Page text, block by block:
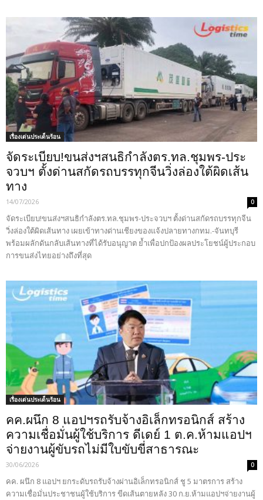
เรื่องเด่นประเด็นร้อน
จัดระเบียบ!ขนส่งฯสนธิกำลังตร.ทล.ชุมพร-ประ
จวบฯ ตั้งด่านสกัดรถบรรทุกจีนวิ่งล่องใต้ผิดเส้น
ทาง
14/07/2026 0
จัดระเบียบ!ขนส่งฯสนธิกำลังตร.ทล.ชุมพร-ประจวบฯ ตั้งด่านสกัดรถบรรทุกจีน
วิ่งล่องใต้ผิดเส้นทาง เผยเข้าทางด่านเชียงของแจ้งปลายทางกทม.-จันทบุรี
พร้อมผลักดันกลับเส้นทางที่ได้รับอนุญาต ย้ำเพื่อปกป้องผลประโยชน์ผู้ประกอบ
การขนส่งไทยอย่างถึงที่สุด
เรื่องเด่นประเด็นร้อน
คค.ผนึก 8 แอปฯรถรับจ้างอิเล็กทรอนิกส์ สร้าง
ความเชื่อมั่นผู้ใช้บริการ ดีเดย์ 1 ต.ค.ห้ามแอปฯ
จ่ายงานผู้ขับรถไม่มีใบขับขี่สาธารณะ
30/06/2026 0
คค. ผนึก 8 แอปฯ ยกระดับรถรับจ้างผ่านอิเล็กทรอนิกส์ ชู 5 มาตรการ สร้าง
ความเชื่อมั่นประชาชนผู้ใช้บริการ ขีดเส้นตายหลัง 30 ก.ย.ห้ามแอปฯจ่ายงานผู้